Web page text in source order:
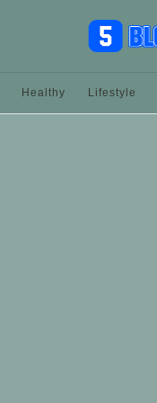
Healthy Lifestyle